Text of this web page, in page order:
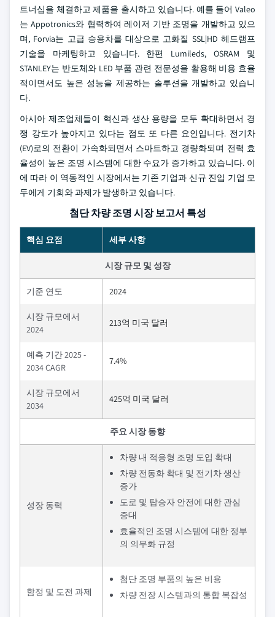
트너십을 체결하고 제품을 출시하고 있습니다. 예를 들어 Valeo
는 Appotronics와 협력하여 레이저 기반 조명을 개발하고 있으
며, Forvia는 고급 승용차를 대상으로 고화질 SSL|HD 헤드램프
기술을 마케팅하고 있습니다. 한편 Lumileds, OSRAM 및
STANLEY는 반도체와 LED 부품 관련 전문성을 활용해 비용 효율
적이면서도 높은 성능을 제공하는 솔루션을 개발하고 있습니
다.
아시아 제조업체들이 혁신과 생산 용량을 모두 확대하면서 경
쟁 강도가 높아지고 있다는 점도 또 다른 요인입니다. 전기차
(EV)로의 전환이 가속화되면서 스마트하고 경량화되며 전력 효
율성이 높은 조명 시스템에 대한 수요가 증가하고 있습니다. 이
에 따라 이 역동적인 시장에서는 기존 기업과 신규 진입 기업 모
두에게 기회와 과제가 발생하고 있습니다.
첨단 차량 조명 시장 보고서 특성
핵심 요점 세부 사항
시장 규모 및 성장
기준 연도 2024
시장 규모에서
2024
213억 미국 달러
예측 기간 2025 -
2034 CAGR
7.4%
시장 규모에서
2034
425억 미국 달러
주요 시장 동향
성장 동력
차량 내 적응형 조명 도입 확대
차량 전동화 확대 및 전기차 생산
증가
도로 및 탑승자 안전에 대한 관심
증대
효율적인 조명 시스템에 대한 정부
의 의무화 규정
함정 및 도전 과제
첨단 조명 부품의 높은 비용
차량 전장 시스템과의 통합 복잡성